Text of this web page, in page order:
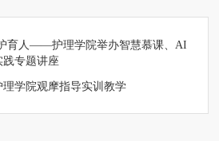
育人——护理学院举办智慧慕课、AI
专题讲座
学院观摩指导实训教学